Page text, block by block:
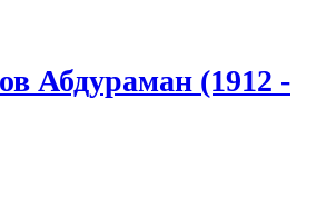
Абдураман (1912 -